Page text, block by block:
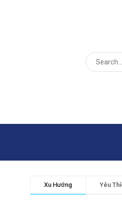
Xu Hướng Yêu